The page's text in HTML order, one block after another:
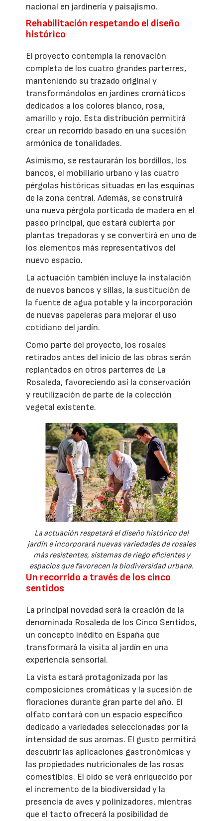
nacional en jardinería y paisajismo.
Rehabilitación respetando el diseño
histórico
El proyecto contempla la renovación
completa de los cuatro grandes parterres,
manteniendo su trazado original y
transformándolos en jardines cromáticos
dedicados a los colores blanco, rosa,
amarillo y rojo. Esta distribución permitirá
crear un recorrido basado en una sucesión
armónica de tonalidades.
Asimismo, se restaurarán los bordillos, los
bancos, el mobiliario urbano y las cuatro
pérgolas históricas situadas en las esquinas
de la zona central. Además, se construirá
una nueva pérgola porticada de madera en el
paseo principal, que estará cubierta por
plantas trepadoras y se convertirá en uno de
los elementos más representativos del
nuevo espacio.
La actuación también incluye la instalación
de nuevos bancos y sillas, la sustitución de
la fuente de agua potable y la incorporación
de nuevas papeleras para mejorar el uso
cotidiano del jardín.
Como parte del proyecto, los rosales
retirados antes del inicio de las obras serán
replantados en otros parterres de La
Rosaleda, favoreciendo así la conservación
y reutilización de parte de la colección
vegetal existente.
La actuación respetará el diseño histórico del
jardín e incorporará nuevas variedades de rosales
más resistentes, sistemas de riego eficientes y
espacios que favorecen la biodiversidad urbana.
Un recorrido a través de los cinco
sentidos
La principal novedad será la creación de la
denominada Rosaleda de los Cinco Sentidos,
un concepto inédito en España que
transformará la visita al jardín en una
experiencia sensorial.
La vista estará protagonizada por las
composiciones cromáticas y la sucesión de
floraciones durante gran parte del año. El
olfato contará con un espacio específico
dedicado a variedades seleccionadas por la
intensidad de sus aromas. El gusto permitirá
descubrir las aplicaciones gastronómicas y
las propiedades nutricionales de las rosas
comestibles. El oído se verá enriquecido por
el incremento de la biodiversidad y la
presencia de aves y polinizadores, mientras
que el tacto ofrecerá la posibilidad de